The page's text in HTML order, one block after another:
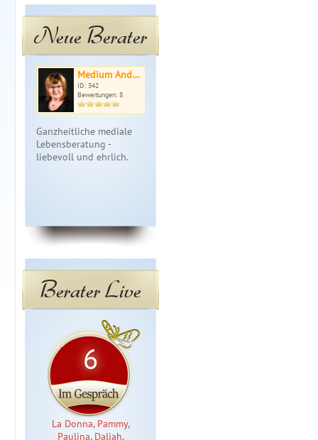
Neue Berater
Medium And…
ID: 342
Bewertungen: 8
Ganzheitliche mediale
Lebensberatung -
liebevoll und ehrlich.
Berater Live
6
La Donna, Pammy,
Paulina, Daliah,